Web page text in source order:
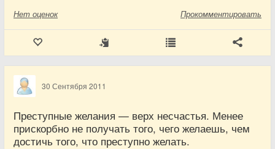
Нет оценок Прокомментировать
30 Сентября 2011
Преступные желания — верх несчастья. Менее
прискорбно не получать того, чего желаешь, чем
достичь того, что преступно желать.